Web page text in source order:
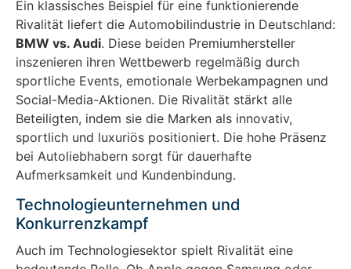
Ein klassisches Beispiel für eine funktionierende
Rivalität liefert die Automobilindustrie in Deutschland:
BMW vs. Audi. Diese beiden Premiumhersteller
inszenieren ihren Wettbewerb regelmäßig durch
sportliche Events, emotionale Werbekampagnen und
Social-Media-Aktionen. Die Rivalität stärkt alle
Beteiligten, indem sie die Marken als innovativ,
sportlich und luxuriös positioniert. Die hohe Präsenz
bei Autoliebhabern sorgt für dauerhafte
Aufmerksamkeit und Kundenbindung.
Technologieunternehmen und
Konkurrenzkampf
Auch im Technologiesektor spielt Rivalität eine